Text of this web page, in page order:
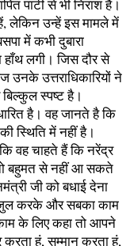
पार्टी से भी निराश है।
लेकिन उन्हें इस मामले में
में कभी दुबारा
हाँथ लगी। जिस दौर से
उत्तराधिकारियों ने
स्पष्ट है।
है। वह जानते है कि
की स्थिति में नहीं है।
वह चाहते हैं कि नरेंद्र
बहुमत से नहीं आ सकते
जी को बधाई देना
करके और सबका काम
के लिए कहा तो आपने
हूं, सम्मान करता हूं,